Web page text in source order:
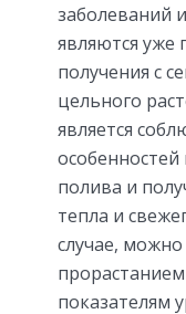
заболеваний
являются уже
получения с
цельного
является
особенностей
полива и
тепла и
случае, можно
показателям